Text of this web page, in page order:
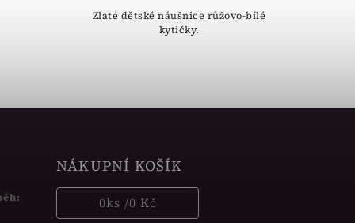
Zlaté dětské náušnice růžovo-bílé
kytičky.
NÁKUPNÍ KOŠÍK
0ks /0 Kč